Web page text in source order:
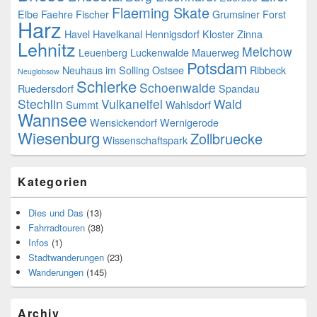
Elbe Faehre Fischer Flaeming SkateGrumsiner Forst
Harz Havel Havelkanal Hennigsdorf Kloster Zinna
Lehnitz Leuenberg Luckenwalde Mauerweg Melchow
Neuglobsow Neuhaus im Solling Ostsee Potsdam Ribbeck
Ruedersdorf Schierke Schoenwalde Spandau
Stechlin SummtVulkaneifel WahlsdorfWald
WannseeWensickendorfWernigerode
Wiesenburg WissenschaftsparkZollbruecke
Kategorien
Dies und Das (13)
Fahrradtouren (38)
Infos (1)
Stadtwanderungen (23)
Wanderungen (145)
Archiv